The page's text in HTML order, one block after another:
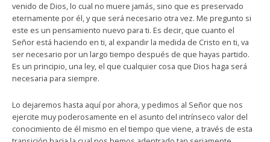
venido de Dios, lo cual no muere jamás, sino que es preservado
eternamente por él, y que será necesario otra vez. Me pregunto si
este es un pensamiento nuevo para ti. Es decir, que cuanto el
Señor está haciendo en ti, al expandir la medida de Cristo en ti, va
ser necesario por un largo tiempo después de que hayas partido.
Es un principio, una ley, el que cualquier cosa que Dios haga será
necesaria para siempre.
Lo dejaremos hasta aquí por ahora, y pedimos al Señor que nos
ejercite muy poderosamente en el asunto del intrínseco valor del
conocimiento de él mismo en el tiempo que viene, a través de esta